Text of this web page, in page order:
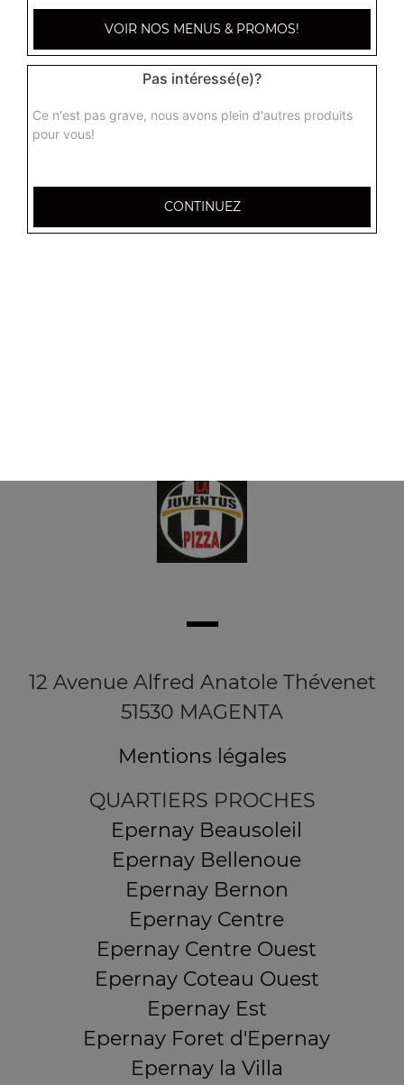
Frites à l'intérieur, sauce fromagère + 1 boisson 33 cl
Frites à l'intérieur, sauce fromagère + 1 boisson 33 cl
Menu tacos 4 viandes
Frites à l'intérieur, sauce fromagère + 1 boisson 33 cl
12 Avenue Alfred Anatole Thévenet
51530 MAGENTA
Mentions légales
QUARTIERS PROCHES
Epernay Beausoleil
Epernay Bellenoue
Epernay Bernon
Epernay Centre
Epernay Centre Ouest
Epernay Coteau Ouest
Epernay Est
Epernay Foret d'Epernay
Epernay la Villa
VOIR NOS MENUS & PROMOS!
Pas intéressé(e)?
Ce n'est pas grave, nous avons plein d'autres produits
pour vous!
CONTINUEZ